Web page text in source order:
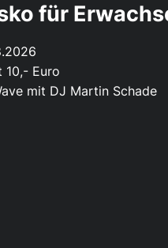
für
10,- Euro
mit DJ Martin Schade